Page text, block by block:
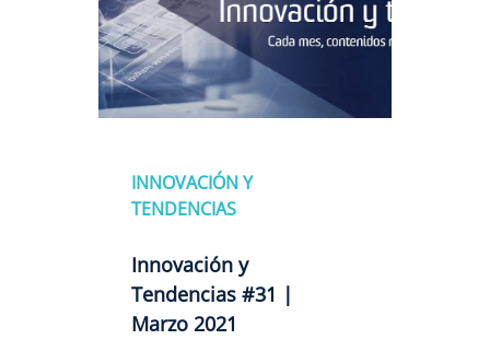
INNOVACIÓN Y
TENDENCIAS
Innovación y
Tendencias #31 |
Marzo 2021